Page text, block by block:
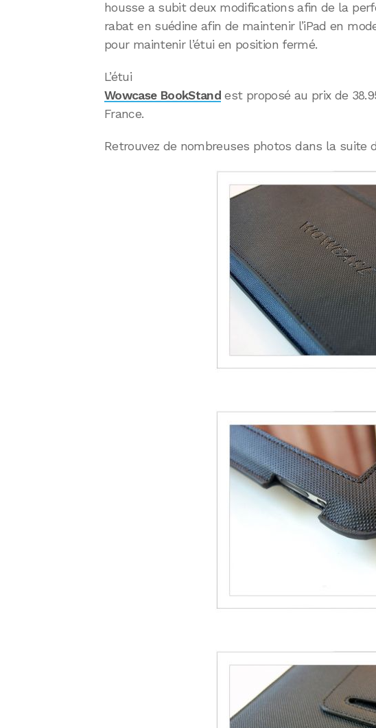
housse a subit deux modifications afin de la
rabat en suédine afin de maintenir l’iPad en
pour maintenir l’étui en position fermé.
L’étui
Wowcase BookStand est proposé au prix de
France.
Retrouvez de nombreuses photos dans la suite